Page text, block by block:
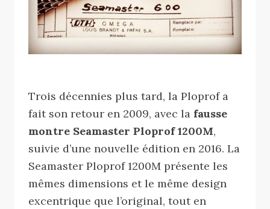
Trois décennies plus tard, la Ploprof a
fait son retour en 2009, avec la fausse
montre Seamaster Ploprof 1200M,
suivie d’une nouvelle édition en 2016. La
Seamaster Ploprof 1200M présente les
mêmes dimensions et le même design
excentrique que l’original, tout en